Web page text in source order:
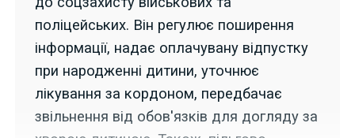
поліцейських. Він регулює поширення
інформації, надає оплачувану відпустку
при народженні дитини, уточнює
лікування за кордоном, передбачає
звільнення від обов'язків для догляду за